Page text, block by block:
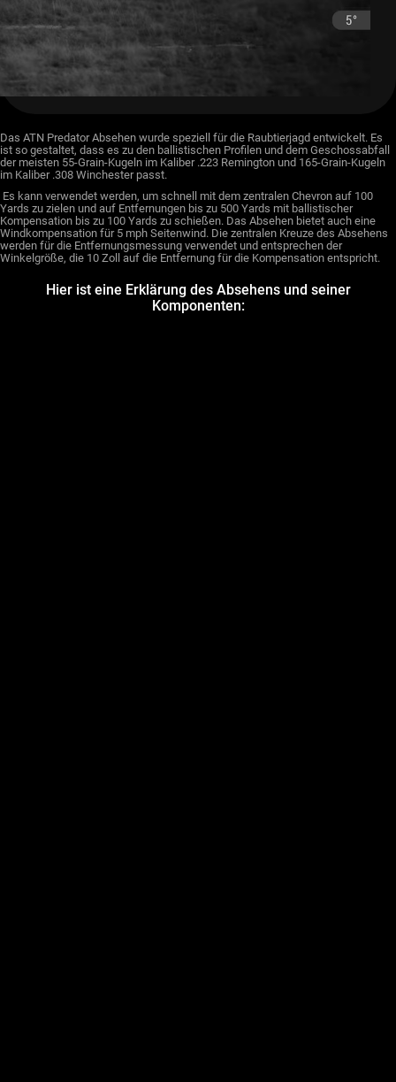
Das ATN Predator Absehen wurde speziell für die Raubtierjagd entwickelt. Es
ist so gestaltet, dass es zu den ballistischen Profilen und dem Geschossabfall
der meisten 55-Grain-Kugeln im Kaliber .223 Remington und 165-Grain-Kugeln
im Kaliber .308 Winchester passt.
Es kann verwendet werden, um schnell mit dem zentralen Chevron auf 100
Yards zu zielen und auf Entfernungen bis zu 500 Yards mit ballistischer
Kompensation bis zu 100 Yards zu schießen. Das Absehen bietet auch eine
Windkompensation für 5 mph Seitenwind. Die zentralen Kreuze des Absehens
werden für die Entfernungsmessung verwendet und entsprechen der
Winkelgröße, die 10 Zoll auf die Entfernung für die Kompensation entspricht.
Hier ist eine Erklärung des Absehens und seiner
Komponenten: